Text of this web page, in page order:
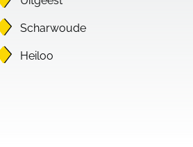
Scharwoude
Heiloo